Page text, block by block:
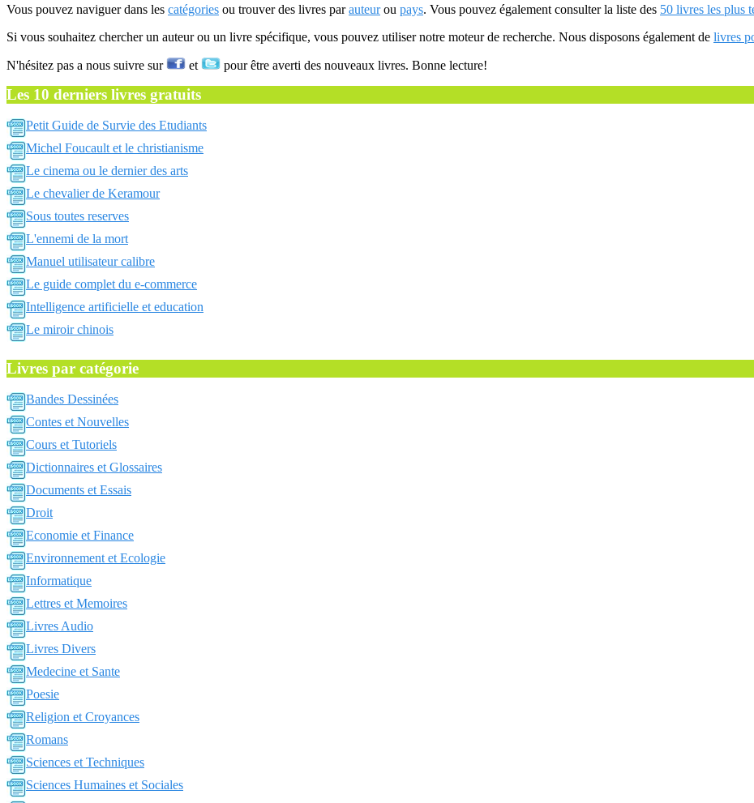
Vous pouvez naviguer dans les catégories ou trouver des livres parauteurou pays. Vous pouvez également consulter la liste des 50 livres les plus
Si vous souhaitez chercher un auteur ou un livre spécifique, vous pouvez utiliser notre moteur de recherche. Nous disposons également de livres
N'hésitez pas a nous suivre sur et pour être averti des nouveaux livres. Bonne lecture!
Les 10 derniers livres gratuits
Petit Guide de Survie des Etudiants
Michel Foucault et le christianisme
Le cinema ou le dernier des arts
Le chevalier de Keramour
Sous toutes reserves
L'ennemi de la mort
Manuel utilisateur calibre
Le guide complet du e-commerce
Intelligence artificielle et education
Le miroir chinois
Livres par catégorie
Bandes Dessinées
Contes et Nouvelles
Cours et Tutoriels
Dictionnaires et Glossaires
Documents et Essais
Droit
Economie et Finance
Environnement et Ecologie
Informatique
Lettres et Memoires
Livres Audio
Livres Divers
Medecine et Sante
Poesie
Religion et Croyances
Romans
Sciences et Techniques
Sciences Humaines et Sociales